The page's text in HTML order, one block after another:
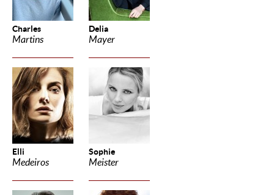
Charles
Martins
Delia
Mayer
Elli
Medeiros
Sophie
Meister